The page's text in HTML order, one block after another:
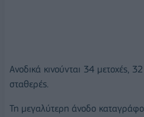
Ανοδικά κινούνται 34 μετοχές,
σταθερές.
Τη μεγαλύτερη άνοδο